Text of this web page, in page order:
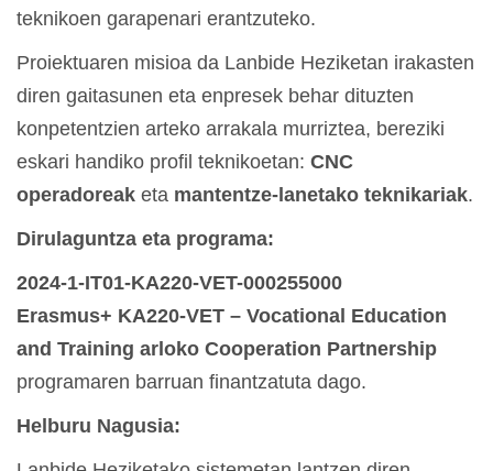
teknikoen garapenari erantzuteko.
Proiektuaren misioa da Lanbide Heziketan irakasten
diren gaitasunen eta enpresek behar dituzten
konpetentzien arteko arrakala murriztea, bereziki
eskari handiko profil teknikoetan: CNC
operadoreak eta mantentze-lanetako teknikariak.
Dirulaguntza eta programa:
2024-1-IT01-KA220-VET-000255000
Erasmus+ KA220-VET – Vocational Education
and Training arloko Cooperation Partnership
programaren barruan finantzatuta dago.
Helburu Nagusia: